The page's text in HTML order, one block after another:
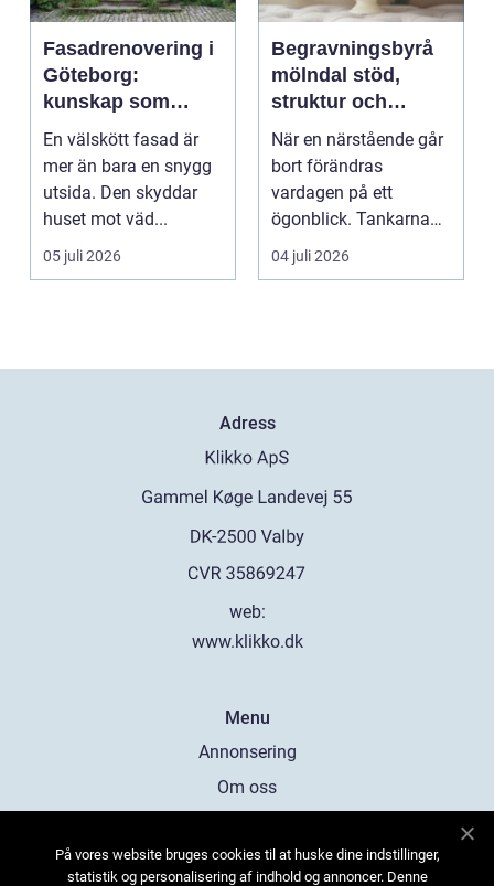
Fasadrenovering i
Göteborg:
kunskap som
lönar sig på lång
En välskött fasad är
mer än bara en snygg
utsida. Den skyddar
huset mot väd...
05 juli 2026
Begravningsbyrå
mölndal stöd,
struktur och
omsorg när livet
förändras
När en närstående går
bort förändras
vardagen på ett
ögonblick. Tankarna
snurrar, känslorna
pendlar ...
04 juli 2026
Adress
web:
www.klikko.dk
Menu
Annonsering
Om oss
Kontakta oss
På vores website bruges cookies til at huske dine indstillinger,
statistik og personalisering af indhold og annoncer. Denne